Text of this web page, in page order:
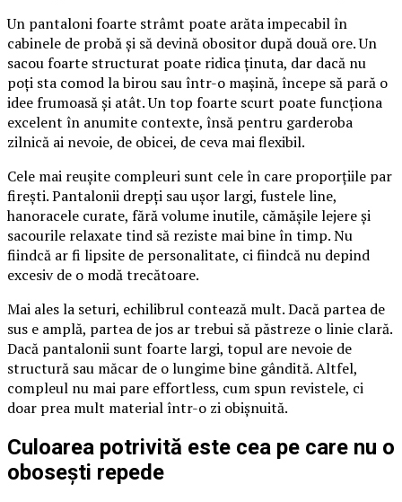
Un pantaloni foarte strâmt poate arăta impecabil în
cabinele de probă și să devină obositor după două ore. Un
sacou foarte structurat poate ridica ținuta, dar dacă nu
poți sta comod la birou sau într-o mașină, începe să pară o
idee frumoasă și atât. Un top foarte scurt poate funcționa
excelent în anumite contexte, însă pentru garderoba
zilnică ai nevoie, de obicei, de ceva mai flexibil.
Cele mai reușite compleuri sunt cele în care proporțiile par
firești. Pantalonii drepți sau ușor largi, fustele line,
hanoracele curate, fără volume inutile, cămășile lejere și
sacourile relaxate tind să reziste mai bine în timp. Nu
fiindcă ar fi lipsite de personalitate, ci fiindcă nu depind
excesiv de o modă trecătoare.
Mai ales la seturi, echilibrul contează mult. Dacă partea de
sus e amplă, partea de jos ar trebui să păstreze o linie clară.
Dacă pantalonii sunt foarte largi, topul are nevoie de
structură sau măcar de o lungime bine gândită. Altfel,
compleul nu mai pare effortless, cum spun revistele, ci
doar prea mult material într-o zi obișnuită.
Culoarea potrivită este cea pe care nu o
obosești repede